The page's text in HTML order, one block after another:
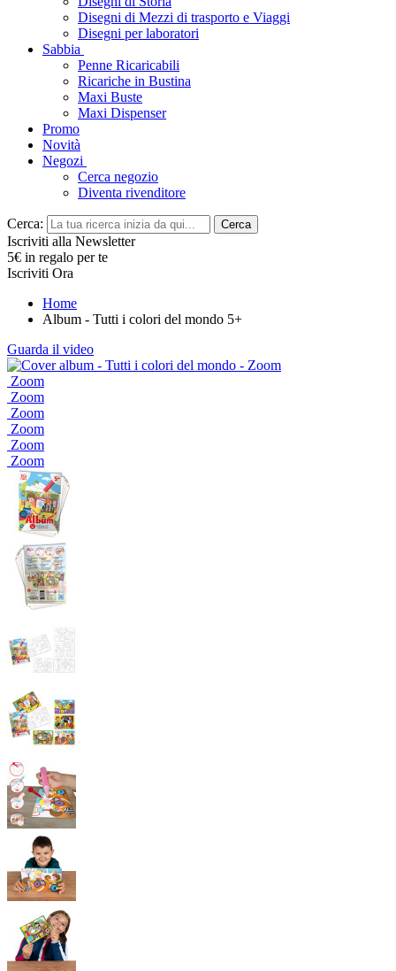
Disegni di Mezzi di trasporto e Viaggi
Disegni per laboratori
Sabbia
Penne Ricaricabili
Ricariche in Bustina
Maxi Buste
Maxi Dispenser
Promo
Novità
Negozi
Cerca negozio
Diventa rivenditore
Cerca: Cerca
Iscriviti alla Newsletter
5€ in regalo per te
Iscriviti Ora
Home
Album - Tutti i colori del mondo 5+
Guarda il video
Zoom
Zoom
Zoom
Zoom
Zoom
Zoom
Zoom